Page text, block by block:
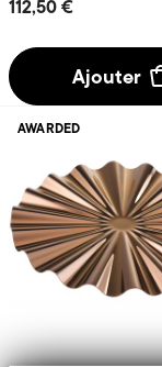
112,50 €
Ajouter
AWARDED